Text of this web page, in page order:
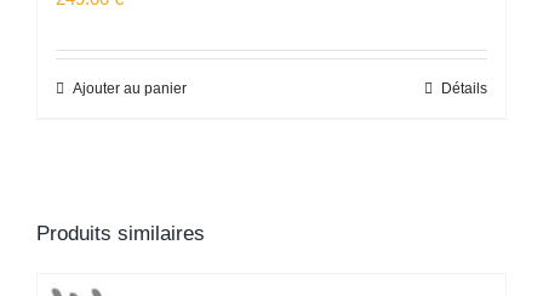
Ajouter au panier Détails
Produits similaires